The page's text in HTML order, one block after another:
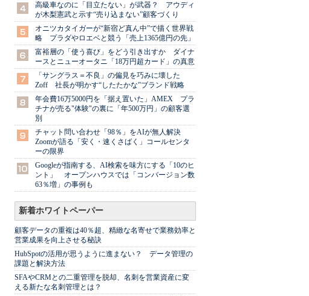
高級車なのに「目立たない」が武器？ アウディ
が木梨憲武と示す“売り込まない”顧客づくり
オニツカタイガーが“新宿ど真ん中”で描く世界戦
略 プラダやロエベと競う「売上1365億円の先」
富裕層の「使う喜び」をどう引き出すか ダイナ
ースとニューオータニ「18万円超カード」の真意
「サングラス＝不良」の偏見を巧みに壊した
Zoff 社長が明かす“したたかな”ブランド戦略
年会費16万5000円を「据え置いた」AMEX プラ
チナが売る"体験"の裏に「年500万円」の顧客選
別
チャット問い合わせ「98％」をAIが無人解決
Zoomが語る「安く・速くさばく」コールセンタ
ーの限界
Googleが指南する、AI検索を味方にする「10のヒ
ント」 オープンハウスでは「コンバージョン数
63％増」の事例も
新着ホワイトペーパー
顧客データの重複は40％超、精緻な名寄せで業務効率と
営業成果を向上させる秘訣
HubSpotの活用が思うように進まない？ データ管理の
課題と解決方法
SFAやCRMとの二重管理を脱却、名刺を営業資産に変
える新たな名刺管理とは？